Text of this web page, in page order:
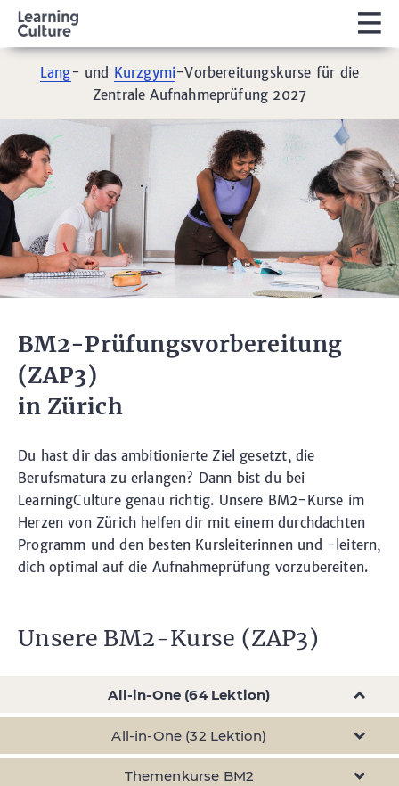
Jetzt anmelden für denProgymi Infoabendam2.
Septemberund30. September 2026!
BM2-Prüfungsvorbereitung
(ZAP3)
in Zürich
Du hast dir das ambitionierte Ziel gesetzt, die
Berufsmatura zu erlangen? Dann bist du bei
LearningCulture genau richtig. Unsere BM2-Kurse im
Herzen von Zürich helfen dir mit einem durchdachten
Programm und den besten Kursleiterinnen und -leitern,
dich optimal auf die Aufnahmeprüfung vorzubereiten.
Unsere BM2-Kurse (ZAP3)
All-in-One (64 Lektion)
All-in-One (32 Lektion)
Themenkurse BM2